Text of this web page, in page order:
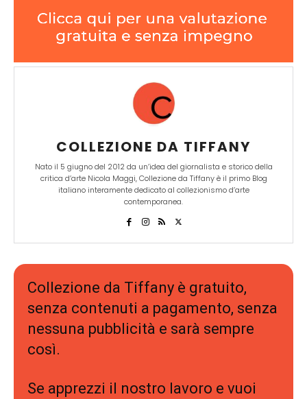
COLLEZIONE DA TIFFANY
Nato il 5 giugno del 2012 da un’idea del giornalista e storico della
critica d’arte Nicola Maggi, Collezione da Tiffany è il primo Blog
italiano interamente dedicato al collezionismo d’arte
contemporanea.
Collezione da Tiffany è gratuito,
senza contenuti a pagamento, senza
nessuna pubblicità e sarà sempre
così.
Se apprezzi il nostro lavoro e vuoi